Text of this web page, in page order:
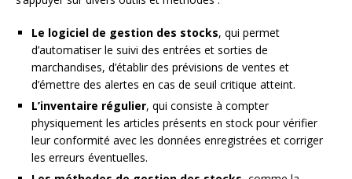
Le logiciel de gestion des stocks, qui permet
d’automatiser le suivi des entrées et sorties de
marchandises, d’établir des prévisions de ventes et
d’émettre des alertes en cas de seuil critique atteint.
L’inventaire régulier, qui consiste à compter
physiquement les articles présents en stock pour vérifier
leur conformité avec les données enregistrées et corriger
les erreurs éventuelles.